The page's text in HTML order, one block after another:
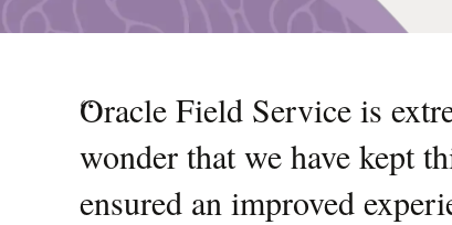
“
Oracle Field Service is
wonder that we have kept
ensured an improved